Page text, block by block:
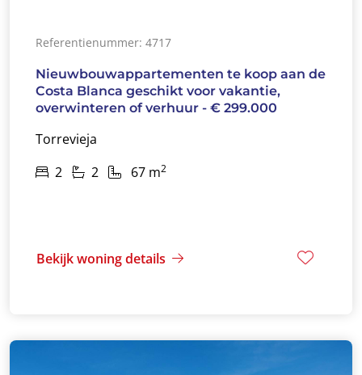
Referentienummer: 4717
Nieuwbouwappartementen te koop aan de
Costa Blanca geschikt voor vakantie,
overwinteren of verhuur - € 299.000
Torrevieja
2
2 67 m2
Bekijk woning details